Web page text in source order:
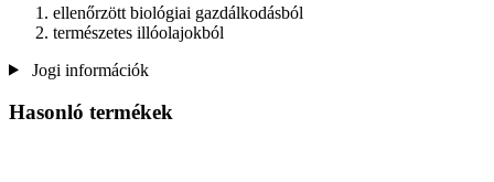
ellenőrzött biológiai gazdálkodásból
természetes illóolajokból
Jogi információk
Hasonló termékek